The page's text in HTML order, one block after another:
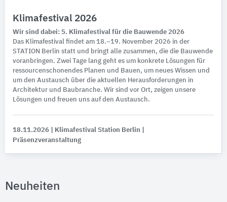
Klimafestival 2026
Wir sind dabei: 5. Klimafestival für die Bauwende 2026
Das Klimafestival findet am 18.–19. November 2026 in der
STATION Berlin statt und bringt alle zusammen, die die Bauwende
voranbringen. Zwei Tage lang geht es um konkrete Lösungen für
ressourcenschonendes Planen und Bauen, um neues Wissen und
um den Austausch über die aktuellen Herausforderungen in
Architektur und Baubranche. Wir sind vor Ort, zeigen unsere
Lösungen und freuen uns auf den Austausch.
18.11.2026 | Klimafestival Station Berlin
Präsenzveranstaltung
Neuheiten